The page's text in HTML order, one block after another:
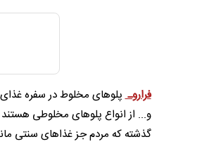
فراروـپلوهای مخلوط در سفره غذای
و... از انواع پلوهای مخلوطی
گذشته که مردم جز غذاهای سنتی